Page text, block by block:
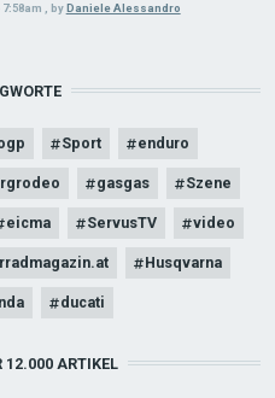
7:58am , byDaniele Alessandro
Sport enduro
gasgas Szene
eicma ServusTV video
Husqvarna
ducati
12.000 ARTIKEL